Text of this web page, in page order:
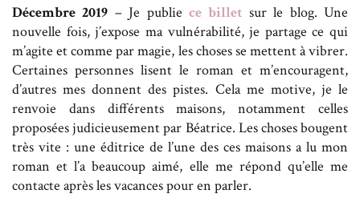
Décembre 2019 – Je publiece billet sur le blog. Une
nouvelle fois, j’expose ma vulnérabilité, je partage ce qui
m’agite et comme par magie, les choses se mettent à vibrer.
Certaines personnes lisent le roman et m’encouragent,
d’autres mes donnent des pistes. Cela me motive, je le
renvoie dans différents maisons, notamment celles
proposées judicieusement par Béatrice. Les choses bougent
très vite : une éditrice de l’une des ces maisons a lu mon
roman et l’a beaucoup aimé, elle me répond qu’elle me
contacte après les vacances pour en parler.